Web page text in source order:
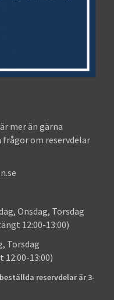
mer än gärna
om reservdelar
Onsdag, Torsdag
12:00-13:00)
Torsdag
12:00-13:00)
reservdelar är 3-